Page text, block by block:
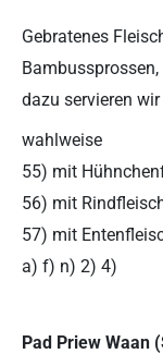
Gebratenes
dazu servieren wir
wahlweise
55) mit
56) mit
57) mit
a) f) n) 2) 4)
Pad Priew Waan